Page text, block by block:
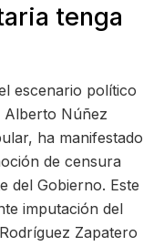
tenga
escenario político
Alberto Núñez
ha manifestado
de censura
del Gobierno. Este
imputación del
Zapatero